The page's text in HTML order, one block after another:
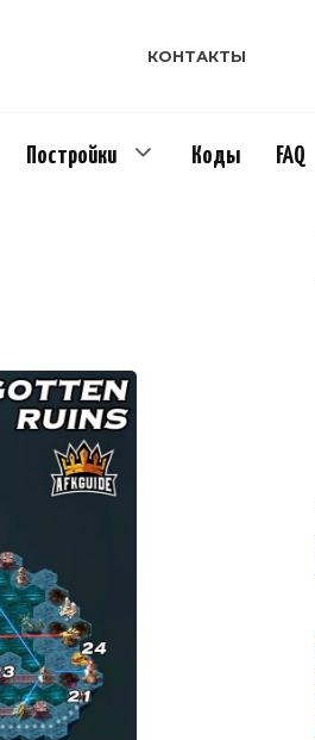
КОНТАКТЫ
Постройки Коды FAQ